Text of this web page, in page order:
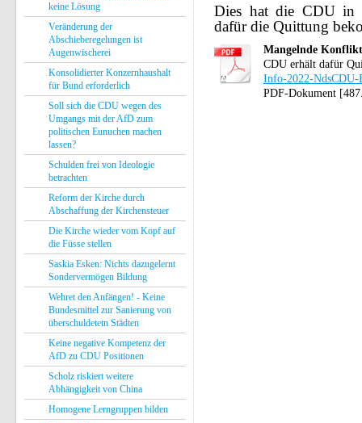
keine Lösung
Veränderung der
Abschieberegelungen ist
Augenwischerei
Konsolidierter Konzernhaushalt
für Bund erforderlich
Soll sich die CDU wegen des
Umgangs mit der AfD zum
politischen Eunuchen machen
lassen?
Schulden frei von Ideologie
betrachten
Reform der Kirche durch
Abschaffung der Kirchensteuer
Die Kirche wieder vom Kopf auf
die Füsse stellen
Saskia Esken: Nichts dazugelernt
Sondervermögen Bildung
Wehret den Anfängen! - Keine
Bundesmittel zur Sanierung von
überschuldetetn Städten
Keine negative Kompetenz der
AfD zu CDU Positionen
Scholz riskiert weitere
Abhängigkeit von China
Homogene Lerngruppen bilden
Dies hat die CDU in
dafür die Quittung
Mangelnde
CDU erhält dafür
Info-2022-
PDF-Dokument